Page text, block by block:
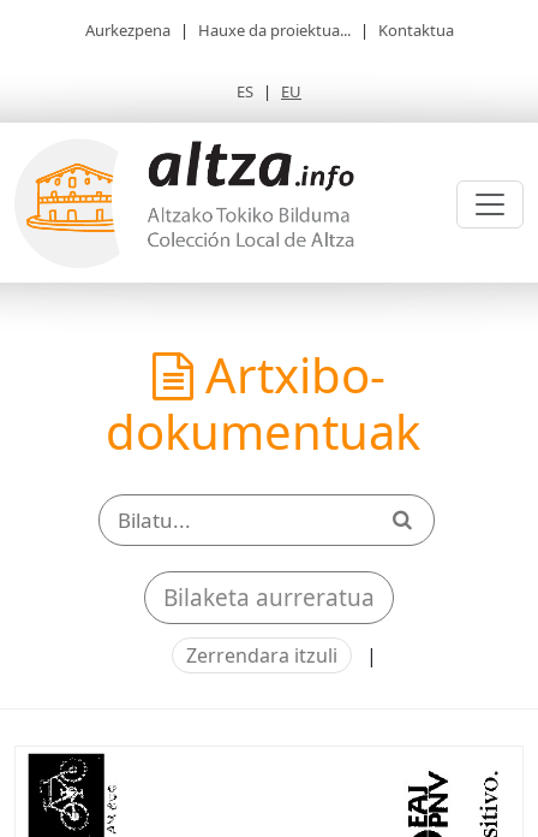
Aurkezpena | Hauxe da proiektua... | Kontaktua
ES | EU
Artxibo-
dokumentuak
Bilaketa aurreratua
Zerrendara itzuli |